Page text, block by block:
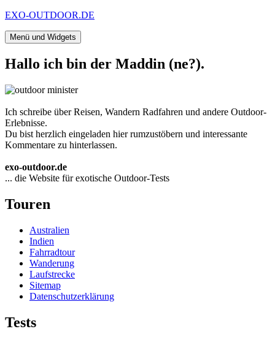
Zum
springen
EXO-OUTDOOR.DE
Menü und Widgets
Hallo ich bin der Maddin (ne?).
Ich schreibe über Reisen, Wandern Radfahren und andere Outdoor-
Erlebnisse.
Du bist herzlich eingeladen hier rumzustöbern und interessante
Kommentare zu hinterlassen.
exo-outdoor.de
... die Website für exotische Outdoor-Tests
Touren
Australien
Indien
Fahrradtour
Wanderung
Laufstrecke
Sitemap
Datenschutzerklärung
Tests